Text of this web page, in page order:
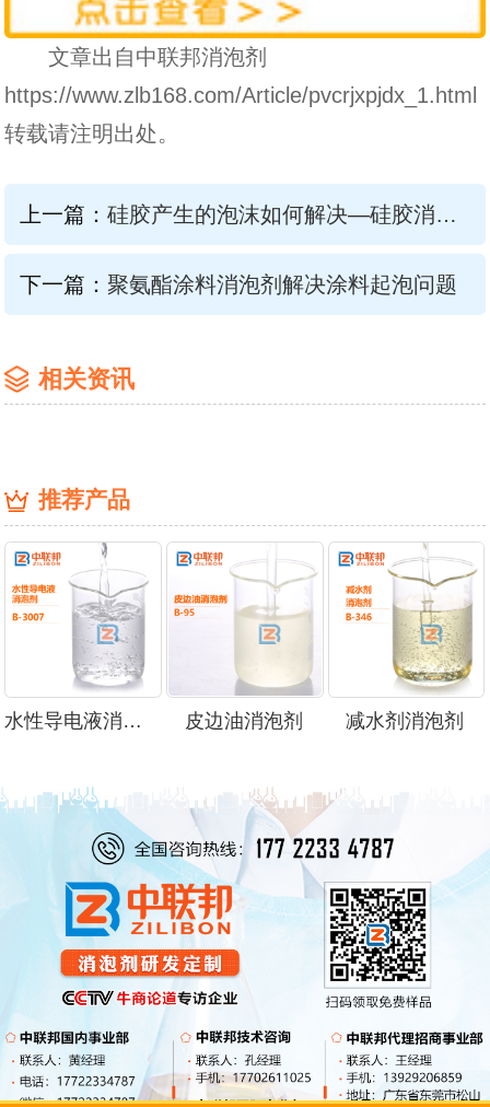
文章出自中联邦消泡剂
https://www.zlb168.com/Article/pvcrjxpjdx_1.html
转载请注明出处。
上一篇： 硅胶产生的泡沫如何解决—硅胶消泡剂可以帮您
下一篇： 聚氨酯涂料消泡剂解决涂料起泡问题
相关资讯
推荐产品
水性导电液消泡剂 皮边油消泡剂 减水剂消泡剂